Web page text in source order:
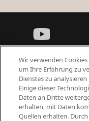
Wir verwenden
um Ihre Erfahrung zu
Dienstes zu
Einige dieser
Daten an Dritte
erhalten, mit Daten
Quellen erhalten.